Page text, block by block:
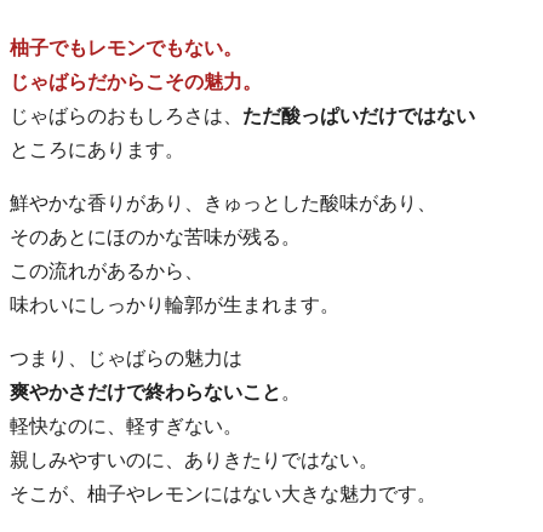
柚子でもレモンでもない。
じゃばらだからこその魅力。
じゃばらのおもしろさは、 ただ酸っぱいだけではない
ところにあります。
鮮やかな香りがあり、きゅっとした酸味があり、
そのあとにほのかな苦味が残る。
この流れがあるから、
味わいにしっかり輪郭が生まれます。
つまり、じゃばらの魅力は
爽やかさだけで終わらないこと 。
軽快なのに、軽すぎない。
親しみやすいのに、ありきたりではない。
そこが、柚子やレモンにはない大きな魅力です。